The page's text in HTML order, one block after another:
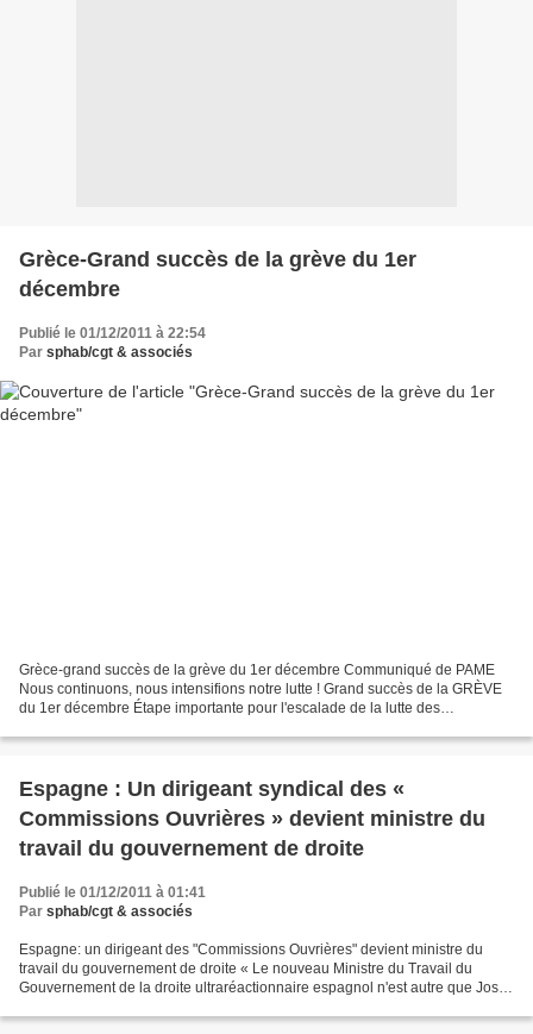
Grèce-Grand succès de la grève du 1er
décembre
Publié le 01/12/2011 à 22:54
Par sphab/cgt & associés
Grèce-grand succès de la grève du 1er décembre Communiqué de PAME
Nous continuons, nous intensifions notre lutte ! Grand succès de la GRÈVE
du 1er décembre Étape importante pour l'escalade de la lutte des
Espagne : Un dirigeant syndical des «
Commissions Ouvrières » devient ministre du
travail du gouvernement de droite
Publié le 01/12/2011 à 01:41
Par sphab/cgt & associés
Espagne: un dirigeant des "Commissions Ouvrières" devient ministre du
travail du gouvernement de droite « Le nouveau Ministre du Travail du
Gouvernement de la droite ultraréactionnaire espagnol n'est autre que Jose